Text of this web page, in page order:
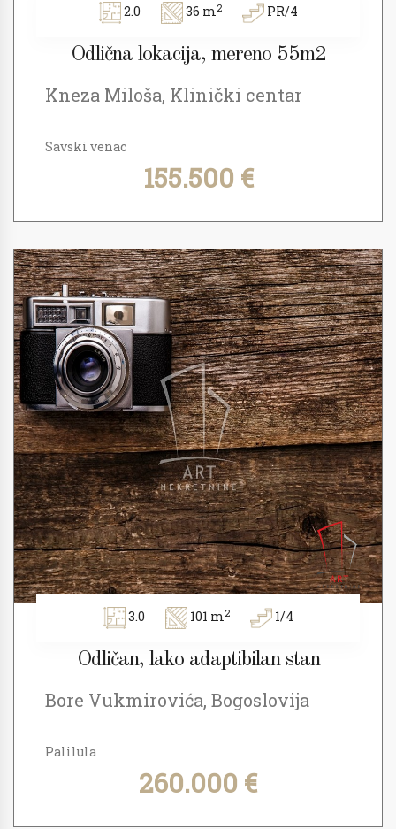
2.0 36 m2 PR/4
Odlična lokacija, mereno 55m2
Kneza Miloša, Klinički centar
Savski venac
155.500 €
3.0 101 m2 1/4
Odličan, lako adaptibilan stan
Bore Vukmirovića, Bogoslovija
Palilula
260.000 €